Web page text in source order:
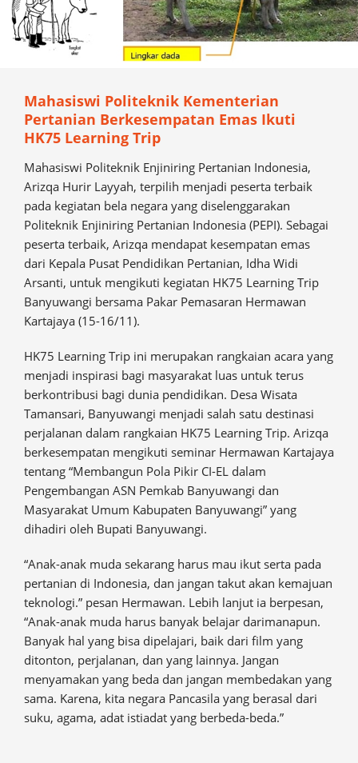
Mahasiswi Politeknik Kementerian
Pertanian Berkesempatan Emas Ikuti
HK75 Learning Trip
Mahasiswi Politeknik Enjiniring Pertanian Indonesia,
Arizqa Hurir Layyah, terpilih menjadi peserta terbaik
pada kegiatan bela negara yang diselenggarakan
Politeknik Enjiniring Pertanian Indonesia (PEPI). Sebagai
peserta terbaik, Arizqa mendapat kesempatan emas
dari Kepala Pusat Pendidikan Pertanian, Idha Widi
Arsanti, untuk mengikuti kegiatan HK75 Learning Trip
Banyuwangi bersama Pakar Pemasaran Hermawan
Kartajaya (15-16/11).
HK75 Learning Trip ini merupakan rangkaian acara yang
menjadi inspirasi bagi masyarakat luas untuk terus
berkontribusi bagi dunia pendidikan. Desa Wisata
Tamansari, Banyuwangi menjadi salah satu destinasi
perjalanan dalam rangkaian HK75 Learning Trip. Arizqa
berkesempatan mengikuti seminar Hermawan Kartajaya
tentang “Membangun Pola Pikir CI-EL dalam
Pengembangan ASN Pemkab Banyuwangi dan
Masyarakat Umum Kabupaten Banyuwangi” yang
dihadiri oleh Bupati Banyuwangi.
“Anak-anak muda sekarang harus mau ikut serta pada
pertanian di Indonesia, dan jangan takut akan kemajuan
teknologi.” pesan Hermawan. Lebih lanjut ia berpesan,
“Anak-anak muda harus banyak belajar darimanapun.
Banyak hal yang bisa dipelajari, baik dari film yang
ditonton, perjalanan, dan yang lainnya. Jangan
menyamakan yang beda dan jangan membedakan yang
sama. Karena, kita negara Pancasila yang berasal dari
suku, agama, adat istiadat yang berbeda-beda.”